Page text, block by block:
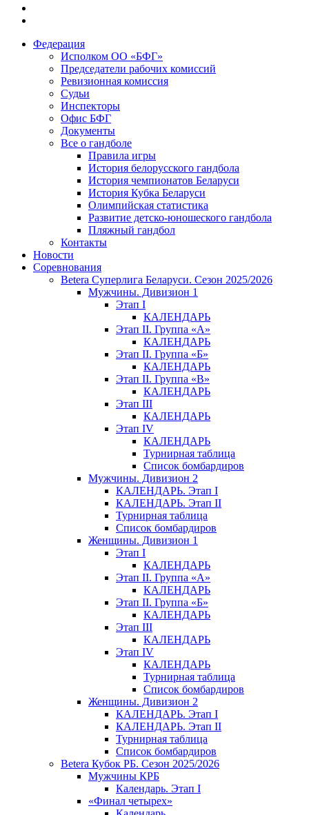
Федерация
Исполком ОО «БФГ»
Председатели рабочих комиссий
Ревизионная комиссия
Судьи
Инспекторы
Офис БФГ
Документы
Все о гандболе
Правила игры
История белорусского гандбола
История чемпионатов Беларуси
История Кубка Беларуси
Олимпийская статистика
Развитие детско-юношеского гандбола
Пляжный гандбол
Контакты
Новости
Соревнования
Betera Суперлига Беларуси. Сезон 2025/2026
Мужчины. Дивизион 1
Этап I
КАЛЕНДАРЬ
Этап II. Группа «А»
КАЛЕНДАРЬ
Этап II. Группа «Б»
КАЛЕНДАРЬ
Этап II. Группа «В»
КАЛЕНДАРЬ
Этап III
КАЛЕНДАРЬ
Этап IV
КАЛЕНДАРЬ
Турнирная таблица
Список бомбардиров
Мужчины. Дивизион 2
КАЛЕНДАРЬ. Этап I
КАЛЕНДАРЬ. Этап II
Турнирная таблица
Список бомбардиров
Женщины. Дивизион 1
Этап I
КАЛЕНДАРЬ
Этап II. Группа «А»
КАЛЕНДАРЬ
Этап II. Группа «Б»
КАЛЕНДАРЬ
Этап III
КАЛЕНДАРЬ
Этап IV
КАЛЕНДАРЬ
Турнирная таблица
Список бомбардиров
Женщины. Дивизион 2
КАЛЕНДАРЬ. Этап I
КАЛЕНДАРЬ. Этап II
Турнирная таблица
Список бомбардиров
Betera Кубок РБ. Сезон 2025/2026
Мужчины КРБ
Календарь. Этап I
«Финал четырех»